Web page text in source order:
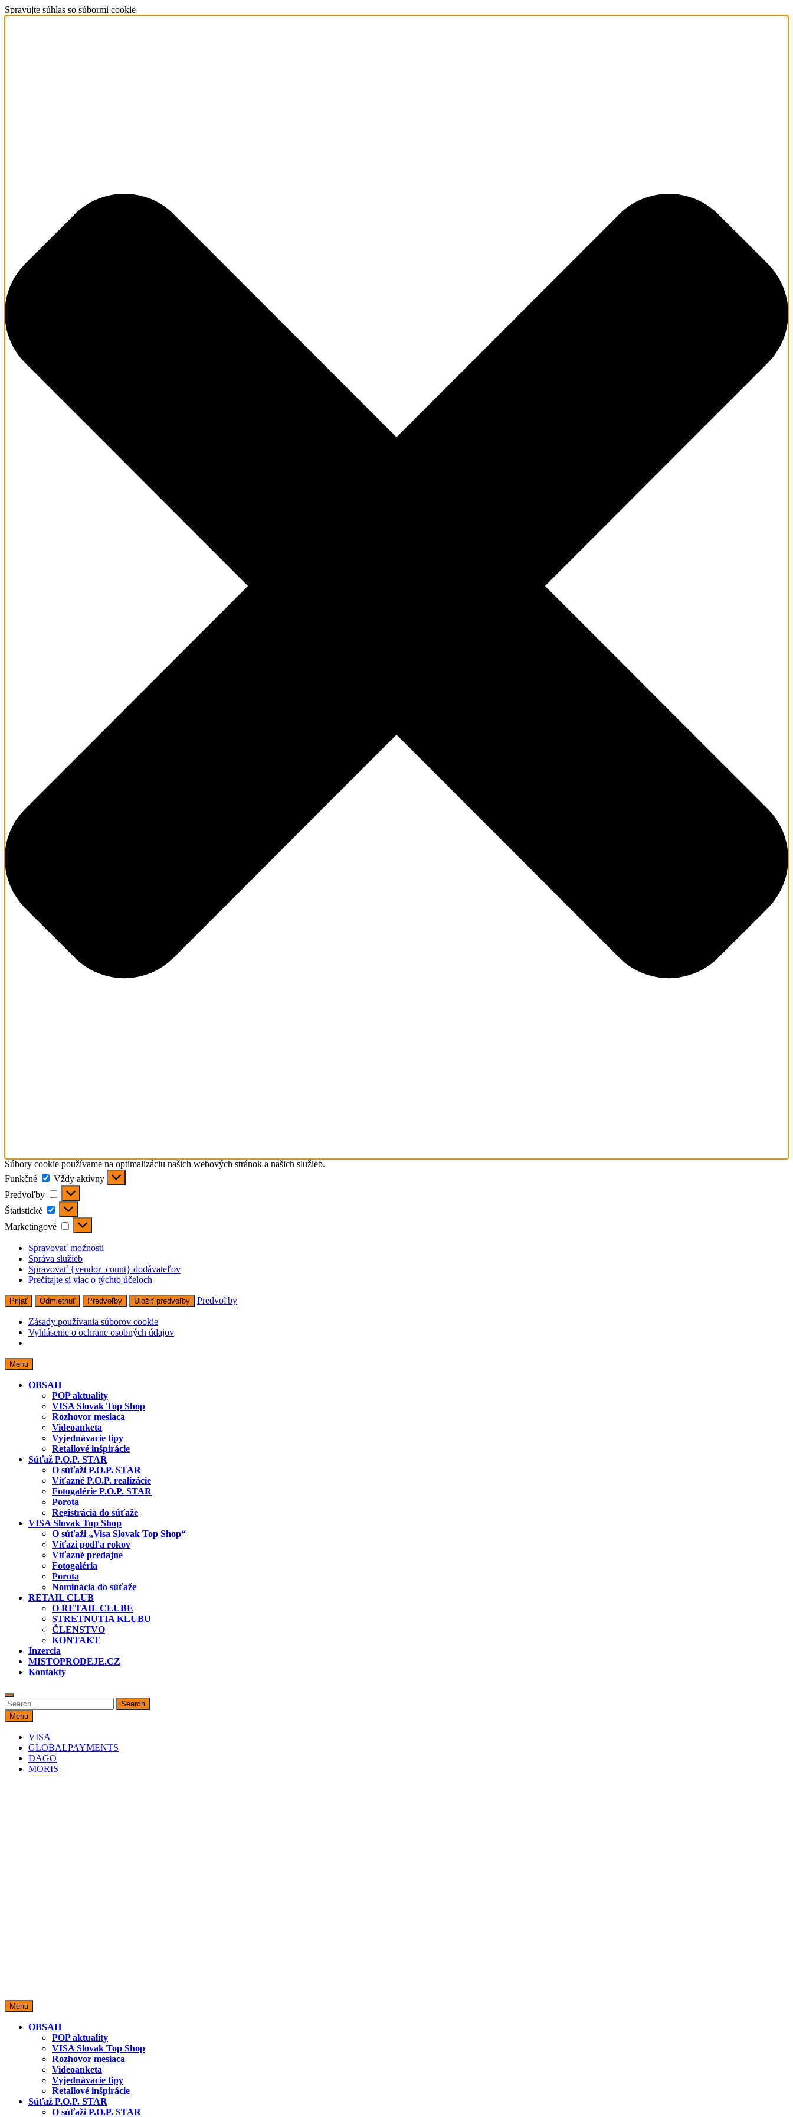
Spravujte súhlas so súbormi cookie
Súbory cookie používame na optimalizáciu našich webových stránok a našich služieb.
Funkčné
Funkčné
Vždy aktívny
Predvoľby
Predvoľby
Štatistické Štatistické
Marketingové Marketingové
Spravovať možnosti
Správa služieb
Spravovať {vendor_count} dodávateľov
Prečítajte si viac o týchto účeloch
Prijať Odmietnuť Predvoľby Uložiť predvoľby Predvoľby
Zásady používania súborov cookie
Vyhlásenie o ochrane osobných údajov
Skip
to
content
Menu
OBSAH
POP aktuality
VISA Slovak Top Shop
Rozhovor mesiaca
Videoanketa
Vyjednávacie tipy
Retailové inšpirácie
Súťaž P.O.P. STAR
O súťaži P.O.P. STAR
Víťazné P.O.P. realizácie
Fotogalérie P.O.P. STAR
Porota
Registrácia do súťaže
VISA Slovak Top Shop
O súťaži „Visa Slovak Top Shop“
Víťazi podľa rokov
Víťazné predajne
Fotogaléria
Porota
Nominácia do súťaže
RETAIL CLUB
O RETAIL CLUBE
STRETNUTIA KLUBU
ČLENSTVO
KONTAKT
Inzercia
MISTOPRODEJE.CZ
Kontakty
Search
for:
Search
Menu
VISA
GLOBALPAYMENTS
DAGO
MORIS
Menu
OBSAH
POP aktuality
VISA Slovak Top Shop
Rozhovor mesiaca
Videoanketa
Vyjednávacie tipy
Retailové inšpirácie
Súťaž P.O.P. STAR
O súťaži P.O.P. STAR